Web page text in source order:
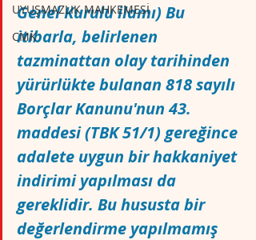
UYUŞMAZLIK MAHKEMESİ
CMK
Genel Kurulu ilamı) Bu
itibarla, belirlenen
tazminattan olay tarihinden
yürürlükte bulanan 818 sayılı
Borçlar Kanunu'nun 43.
maddesi (TBK 51/1) gereğince
adalete uygun bir hakkaniyet
indirimi yapılması da
gereklidir. Bu hususta bir
değerlendirme yapılmamış